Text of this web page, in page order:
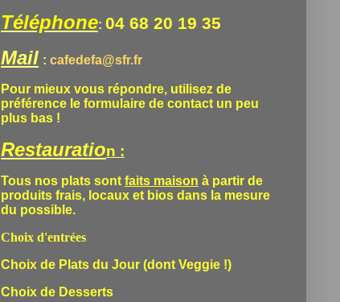
Téléphone: 04 68 20 19 35
Mail : cafedefa@sfr.fr
Pour mieux vous répondre, utilisez de
préférence le formulaire de contact un peu
plus bas !
Restauration :
Tous nos plats sont faits maison à partir de
produits frais, locaux et bios dans la mesure
du possible.
Choix d'entrées
Choix de Plats du Jour (dont Veggie !)
Choix de Desserts